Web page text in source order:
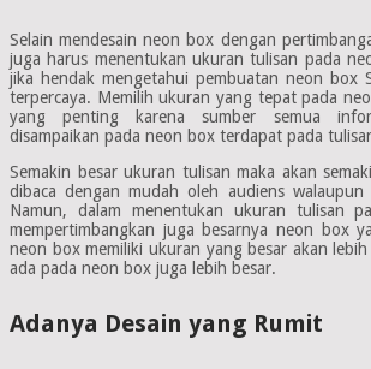
Selain mendesain neon box dengan
juga harus menentukan ukuran tulisan pada
jika hendak mengetahui pembuatan neon box
terpercaya. Memilih ukuran yang tepat pada
yang penting karena sumber semua
disampaikan pada neon box terdapat pada
Semakin besar ukuran tulisan maka akan
dibaca dengan mudah oleh audiens
Namun, dalam menentukan ukuran tulisan
mempertimbangkan juga besarnya neon box
neon box memiliki ukuran yang besar akan
ada pada neon box juga lebih besar.
Adanya Desain yang Rumit